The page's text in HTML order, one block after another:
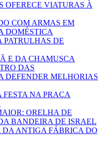
OFERECE VIATURAS À
COM ARMAS EM
DOMÉSTICA
PATRULHAS DE
E DA CHAMUSCA
DAS
DEFENDER MELHORIAS
NA PRAÇA
ORELHA DE
BANDEIRA DE ISRAEL
ANTIGA FÁBRICA DO